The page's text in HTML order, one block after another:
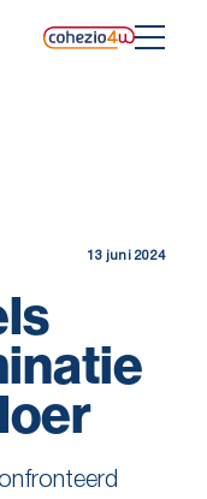
13 juni 2024